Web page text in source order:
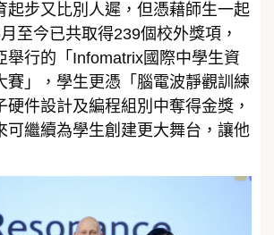
起步又比別人遲，但憑藉師生一起
至今已共取得239個校外獎項，
舉行的「Infomatrix國際中學生資
賽」，學生更憑「腦電波靜觀訓練
硬件設計及編程組別中奪得金獎，
可繼續為學生創建更大舞台，讓他